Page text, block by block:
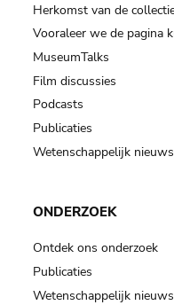
Herkomst van de
Vooraleer we de pagina
MuseumTalks
Film discussies
Podcasts
Publicaties
Wetenschappelijk nieuws
ONDERZOEK
Ontdek ons onderzoek
Publicaties
Wetenschappelijk nieuws